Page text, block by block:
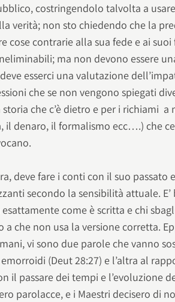
costringendolo talvolta a
verità; non sto chiedendo che la
cose contrarie alla sua fede e ai
ma non devono essere
esserci una valutazione
che se non vengono spiegati
che c’è dietro e per i richiami a
il denaro, il formalismo ecc….) che
deve fare i conti con il suo passato
secondo la sensibilità attuale. E’
come è scritta e chi
che non usa la versione corretta.
vi sono due parole che vanno
(Deut 28:27) e l’altra al
il passare dei tempi e l’evoluzione
parolacce, e i Maestri decisero di